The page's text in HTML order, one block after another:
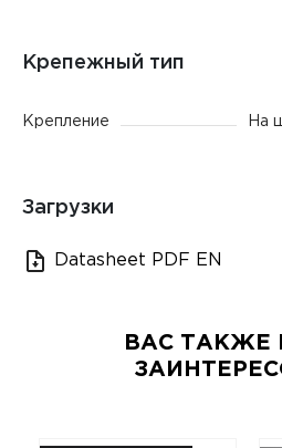
Крепежный тип
Крепление На
Загрузки
Datasheet PDF EN
ВАС ТАКЖЕ